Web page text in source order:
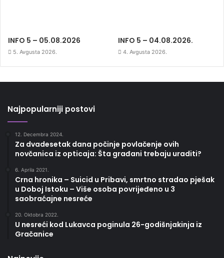
INFO 5 – 05.08.2026
5. Avgusta 2026.
INFO 5 – 04.08.2026.
4. Avgusta 2026.
Najpopularniji postovi
12. Decembra 2024.
Za dvadesetak dana počinje povlačenje ovih
novčanica iz opticaja: Šta građani trebaju uraditi?
6. Aprila 2021.
Crna hronika – Suicid u Pribavi, smrtno stradao pješak
u Doboj Istoku – Više osoba povrijeđeno u 3
saobraćajne nesreće
20. Oktobra 2022.
U nesreći kod Lukavca poginula 26-godišnjakinja iz
Gračanice